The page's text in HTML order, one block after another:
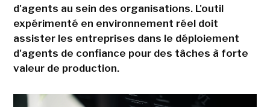
d'agents au sein des organisations. L'outil
expérimenté en environnement réel doit
assister les entreprises dans le déploiement
d'agents de confiance pour des tâches à forte
valeur de production.